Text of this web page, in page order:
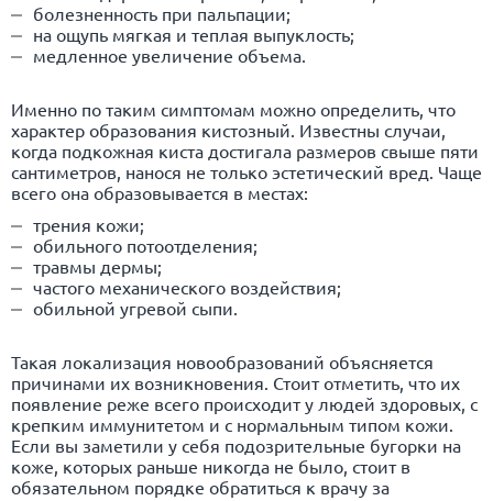
болезненность при пальпации;
на ощупь мягкая и теплая выпуклость;
медленное увеличение объема.
Именно по таким симптомам можно определить, что
характер образования кистозный. Известны случаи,
когда подкожная киста достигала размеров свыше пяти
сантиметров, нанося не только эстетический вред. Чаще
всего она образовывается в местах:
трения кожи;
обильного потоотделения;
травмы дермы;
частого механического воздействия;
обильной угревой сыпи.
Такая локализация новообразований объясняется
причинами их возникновения. Стоит отметить, что их
появление реже всего происходит у людей здоровых, с
крепким иммунитетом и с нормальным типом кожи.
Если вы заметили у себя подозрительные бугорки на
коже, которых раньше никогда не было, стоит в
обязательном порядке обратиться к врачу за